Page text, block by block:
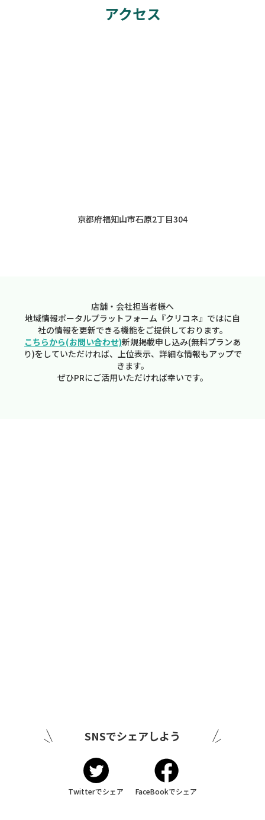
アクセス
京都府福知山市石原2丁目304
店舗・会社担当者様へ
地域情報ポータルプラットフォーム『クリコネ』ではに自
社の情報を更新できる機能をご提供しております。
こちらから(お問い合わせ)新規掲載申し込み(無料プランあ
り)をしていただければ、上位表示、詳細な情報もアップで
きます。
ぜひPRにご活用いただければ幸いです。
SNSでシェアしよう
Twitterでシェア FaceBookでシェア